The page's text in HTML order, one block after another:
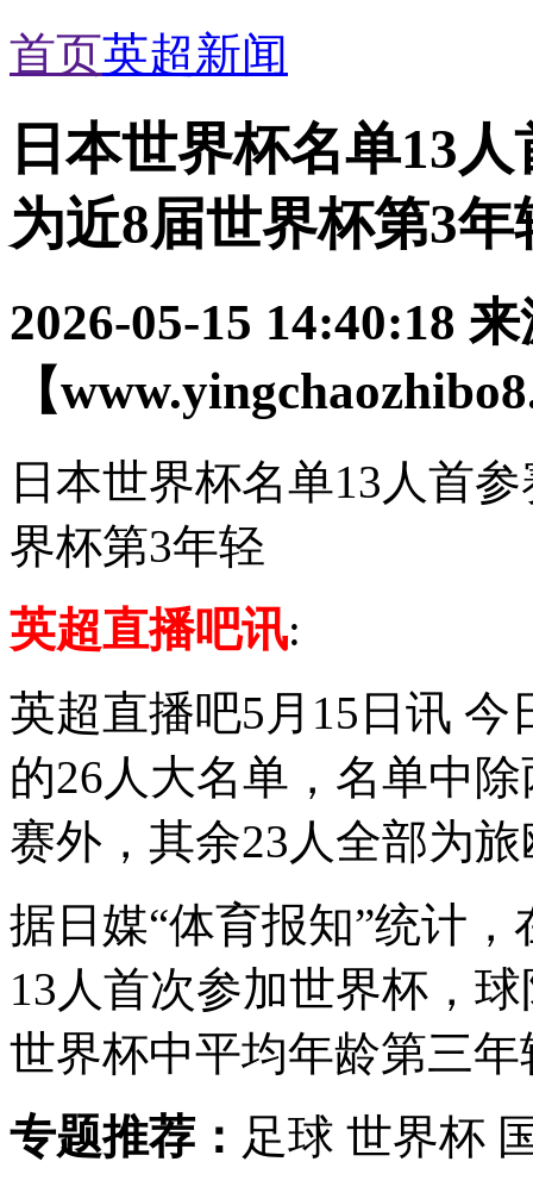
首页英超新闻
日本世界杯名单13
为近8届世界杯第3年
2026-05-15 14:40:18 来
【
日本世界杯名单13人首
界杯第3年轻
英超直播吧讯:
英超直播吧5月15日讯 今
的26人大名单，名单中
赛外，其余23人全部为
据日媒“体育报知”统计
13人首次参加世界杯，
世界杯中平均年龄第三
专题推荐： 足球 世界杯